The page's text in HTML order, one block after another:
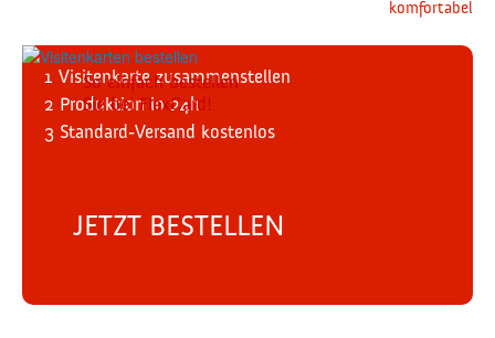
komfortabel
So einfach bestellen
Sie bei FlexCard!
1 Visitenkarte zusammenstellen
2 Produktionin 24h
3 Standard-Versand kostenlos
JETZT BESTELLEN